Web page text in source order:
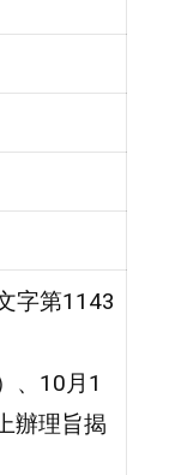
字第1143
、10月1
辦理旨揭